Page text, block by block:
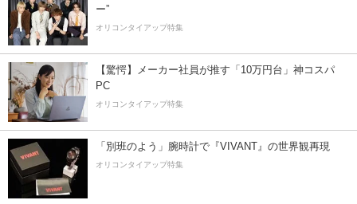
ー”
オリコンタイアップ特集
【驚愕】メーカー社員が推す「10万円台」神コスパ
PC
オリコンタイアップ特集
「別班のよう」腕時計で『VIVANT』の世界観再現
オリコンタイアップ特集